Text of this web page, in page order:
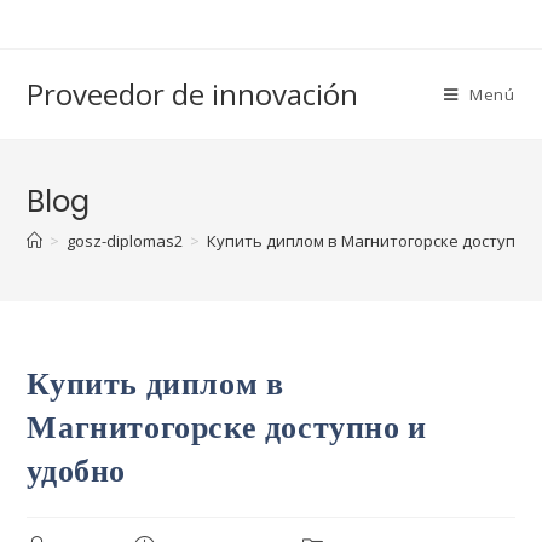
Proveedor de innovación Menú
Blog
> gosz-diplomas2 > Купить диплом в Магнитогорске доступно
Купить диплом в
Магнитогорске доступно и
удобно